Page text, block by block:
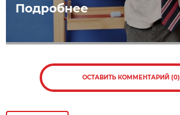
Подробнее
ОСТАВИТЬ КОММЕНТАРИЙ (0)